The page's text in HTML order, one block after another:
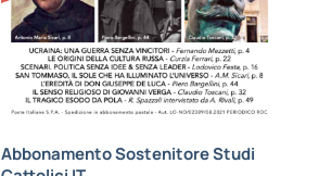
Abbonamento Sostenitore Studi